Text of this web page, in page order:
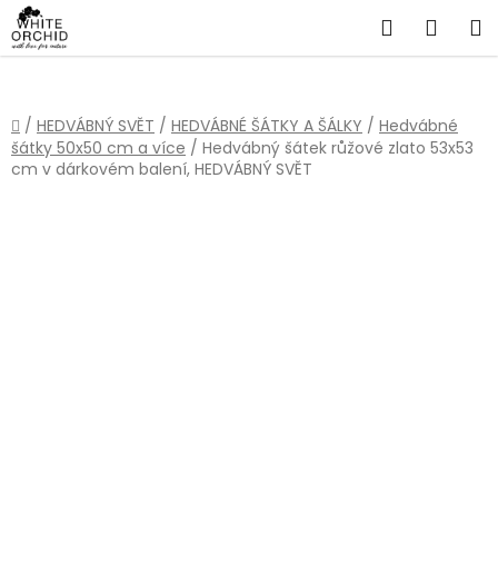
Přejít
na
obsah
Hledat
Domů
/ HEDVÁBNÝ SVĚT / HEDVÁBNÉ ŠÁTKY A ŠÁLKY / Hedvábné
šátky 50x50 cm a více / Hedvábný šátek růžové zlato 53x53
cm v dárkovém balení, HEDVÁBNÝ SVĚT